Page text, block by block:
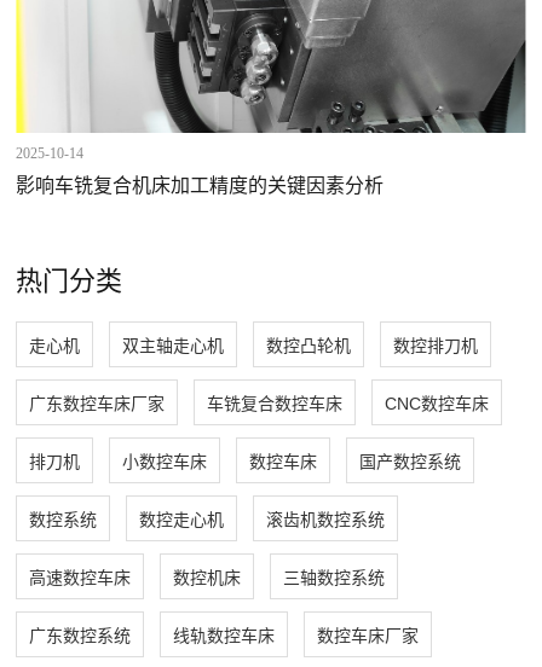
2025-10-14
影响车铣复合机床加工精度的关键因素分析
热门分类
走心机 双主轴走心机 数控凸轮机 数控排刀机
广东数控车床厂家 车铣复合数控车床 CNC数控车床
排刀机 小数控车床 数控车床 国产数控系统
数控系统 数控走心机 滚齿机数控系统
高速数控车床 数控机床 三轴数控系统
广东数控系统 线轨数控车床 数控车床厂家